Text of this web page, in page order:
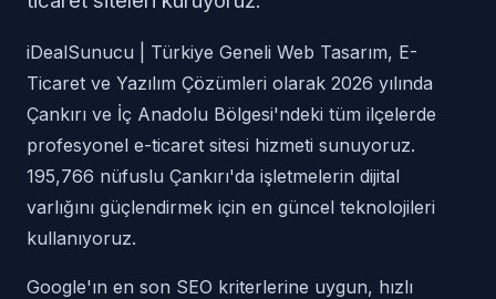
iDealSunucu | Türkiye Geneli Web Tasarım, E-
Ticaret ve Yazılım Çözümleri olarak 2026 yılında
Çankırı ve İç Anadolu Bölgesi'ndeki tüm ilçelerde
profesyonel e-ticaret sitesi hizmeti sunuyoruz.
195,766 nüfuslu Çankırı'da işletmelerin dijital
varlığını güçlendirmek için en güncel teknolojileri
kullanıyoruz.
Google'ın en son SEO kriterlerine uygun, hızlı